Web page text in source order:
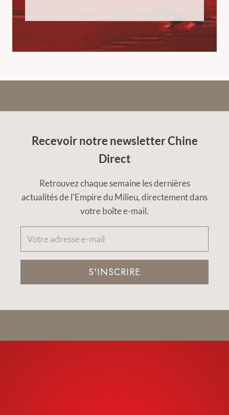
Recevoir notre newsletter Chine
Direct
Retrouvez chaque semaine les dernières
actualités de l'Empire du Milieu, directement dans
votre boîte e-mail.
S'INSCRIRE